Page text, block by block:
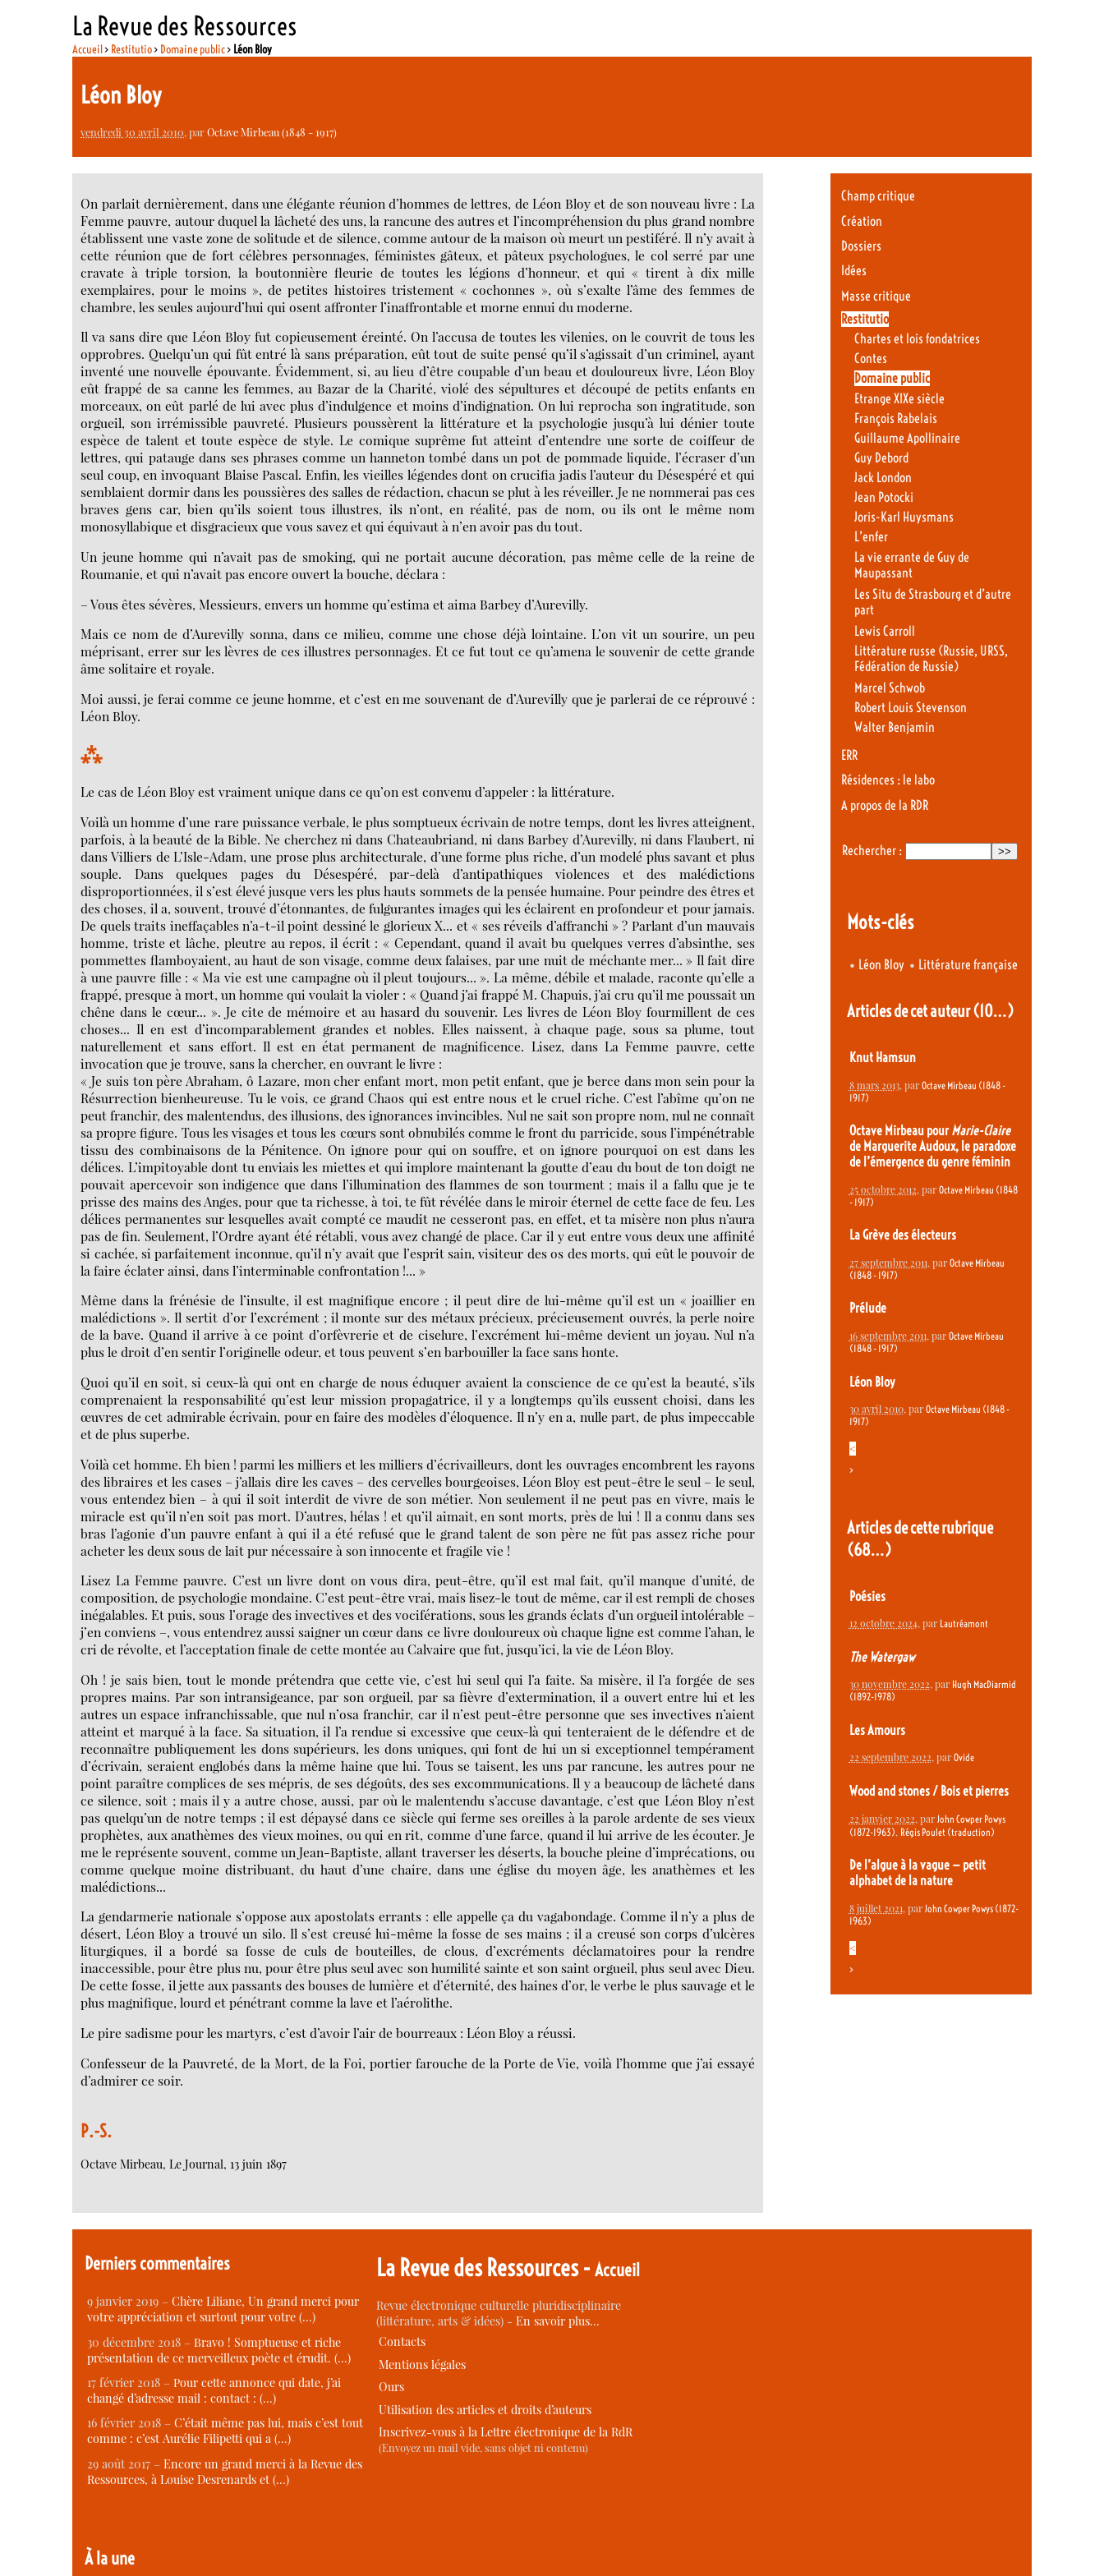
La Revue des Ressources
Accueil> Restitutio> Domaine public> Léon Bloy
Léon Bloy
vendredi 30 avril 2010, parOctave Mirbeau (1848 - 1917)
On parlait dernièrement, dans une élégante réunion d’hommes de lettres, de Léon Bloy et de son nouveau livre : La
Femme pauvre, autour duquel la lâcheté des uns, la rancune des autres et l’incompréhension du plus grand nombre
établissent une vaste zone de solitude et de silence, comme autour de la maison où meurt un pestiféré. Il n’y avait à
cette réunion que de fort célèbres personnages, féministes gâteux, et pâteux psychologues, le col serré par une
cravate à triple torsion, la boutonnière fleurie de toutes les légions d’honneur, et qui « tirent à dix mille
exemplaires, pour le moins », de petites histoires tristement « cochonnes », où s’exalte l’âme des femmes de
chambre, les seules aujourd’hui qui osent affronter l’inaffrontable et morne ennui du moderne.
Il va sans dire que Léon Bloy fut copieusement éreinté. On l’accusa de toutes les vilenies, on le couvrit de tous les
opprobres. Quelqu’un qui fût entré là sans préparation, eût tout de suite pensé qu’il s’agissait d’un criminel, ayant
inventé une nouvelle épouvante. Évidemment, si, au lieu d’être coupable d’un beau et douloureux livre, Léon Bloy
eût frappé de sa canne les femmes, au Bazar de la Charité, violé des sépultures et découpé de petits enfants en
morceaux, on eût parlé de lui avec plus d’indulgence et moins d’indignation. On lui reprocha son ingratitude, son
orgueil, son irrémissible pauvreté. Plusieurs poussèrent la littérature et la psychologie jusqu’à lui dénier toute
espèce de talent et toute espèce de style. Le comique suprême fut atteint d’entendre une sorte de coiffeur de
lettres, qui patauge dans ses phrases comme un hanneton tombé dans un pot de pommade liquide, l’écraser d’un
seul coup, en invoquant Blaise Pascal. Enfin, les vieilles légendes dont on crucifia jadis l’auteur du Désespéré et qui
semblaient dormir dans les poussières des salles de rédaction, chacun se plut à les réveiller. Je ne nommerai pas ces
braves gens car, bien qu’ils soient tous illustres, ils n’ont, en réalité, pas de nom, ou ils ont le même nom
monosyllabique et disgracieux que vous savez et qui équivaut à n’en avoir pas du tout.
Un jeune homme qui n’avait pas de smoking, qui ne portait aucune décoration, pas même celle de la reine de
Roumanie, et qui n’avait pas encore ouvert la bouche, déclara :
– Vous êtes sévères, Messieurs, envers un homme qu’estima et aima Barbey d’Aurevilly.
Mais ce nom de d’Aurevilly sonna, dans ce milieu, comme une chose déjà lointaine. L’on vit un sourire, un peu
méprisant, errer sur les lèvres de ces illustres personnages. Et ce fut tout ce qu’amena le souvenir de cette grande
âme solitaire et royale.
Moi aussi, je ferai comme ce jeune homme, et c’est en me souvenant de d’Aurevilly que je parlerai de ce réprouvé :
Léon Bloy.
⁂
Le cas de Léon Bloy est vraiment unique dans ce qu’on est convenu d’appeler : la littérature.
Voilà un homme d’une rare puissance verbale, le plus somptueux écrivain de notre temps, dont les livres atteignent,
parfois, à la beauté de la Bible. Ne cherchez ni dans Chateaubriand, ni dans Barbey d’Aurevilly, ni dans Flaubert, ni
dans Villiers de L’Isle-Adam, une prose plus architecturale, d’une forme plus riche, d’un modelé plus savant et plus
souple. Dans quelques pages du Désespéré, par-delà d’antipathiques violences et des malédictions
disproportionnées, il s’est élevé jusque vers les plus hauts sommets de la pensée humaine. Pour peindre des êtres et
des choses, il a, souvent, trouvé d’étonnantes, de fulgurantes images qui les éclairent en profondeur et pour jamais.
De quels traits ineffaçables n’a-t-il point dessiné le glorieux X... et « ses réveils d’affranchi » ? Parlant d’un mauvais
homme, triste et lâche, pleutre au repos, il écrit : « Cependant, quand il avait bu quelques verres d’absinthe, ses
pommettes flamboyaient, au haut de son visage, comme deux falaises, par une nuit de méchante mer... » Il fait dire
à une pauvre fille : « Ma vie est une campagne où il pleut toujours... ». La même, débile et malade, raconte qu’elle a
frappé, presque à mort, un homme qui voulait la violer : « Quand j’ai frappé M. Chapuis, j’ai cru qu’il me poussait un
chêne dans le cœur... ». Je cite de mémoire et au hasard du souvenir. Les livres de Léon Bloy fourmillent de ces
choses... Il en est d’incomparablement grandes et nobles. Elles naissent, à chaque page, sous sa plume, tout
naturellement et sans effort. Il est en état permanent de magnificence. Lisez, dans La Femme pauvre, cette
invocation que je trouve, sans la chercher, en ouvrant le livre :
« Je suis ton père Abraham, ô Lazare, mon cher enfant mort, mon petit enfant, que je berce dans mon sein pour la
Résurrection bienheureuse. Tu le vois, ce grand Chaos qui est entre nous et le cruel riche. C’est l’abîme qu’on ne
peut franchir, des malentendus, des illusions, des ignorances invincibles. Nul ne sait son propre nom, nul ne connaît
sa propre figure. Tous les visages et tous les cœurs sont obnubilés comme le front du parricide, sous l’impénétrable
tissu des combinaisons de la Pénitence. On ignore pour qui on souffre, et on ignore pourquoi on est dans les
délices. L’impitoyable dont tu enviais les miettes et qui implore maintenant la goutte d’eau du bout de ton doigt ne
pouvait apercevoir son indigence que dans l’illumination des flammes de son tourment ; mais il a fallu que je te
prisse des mains des Anges, pour que ta richesse, à toi, te fût révélée dans le miroir éternel de cette face de feu. Les
délices permanentes sur lesquelles avait compté ce maudit ne cesseront pas, en effet, et ta misère non plus n’aura
pas de fin. Seulement, l’Ordre ayant été rétabli, vous avez changé de place. Car il y eut entre vous deux une affinité
si cachée, si parfaitement inconnue, qu’il n’y avait que l’esprit sain, visiteur des os des morts, qui eût le pouvoir de
la faire éclater ainsi, dans l’interminable confrontation !... »
Même dans la frénésie de l’insulte, il est magnifique encore ; il peut dire de lui-même qu’il est un « joaillier en
malédictions ». Il sertit d’or l’excrément ; il monte sur des métaux précieux, précieusement ouvrés, la perle noire
de la bave. Quand il arrive à ce point d’orfèvrerie et de ciselure, l’excrément lui-même devient un joyau. Nul n’a
plus le droit d’en sentir l’originelle odeur, et tous peuvent s’en barbouiller la face sans honte.
Quoi qu’il en soit, si ceux-là qui ont en charge de nous éduquer avaient la conscience de ce qu’est la beauté, s’ils
comprenaient la responsabilité qu’est leur mission propagatrice, il y a longtemps qu’ils eussent choisi, dans les
œuvres de cet admirable écrivain, pour en faire des modèles d’éloquence. Il n’y en a, nulle part, de plus impeccable
et de plus superbe.
Voilà cet homme. Eh bien ! parmi les milliers et les milliers d’écrivailleurs, dont les ouvrages encombrent les rayons
des libraires et les cases – j’allais dire les caves – des cervelles bourgeoises, Léon Bloy est peut-être le seul – le seul,
vous entendez bien – à qui il soit interdit de vivre de son métier. Non seulement il ne peut pas en vivre, mais le
miracle est qu’il n’en soit pas mort. D’autres, hélas ! et qu’il aimait, en sont morts, près de lui ! Il a connu dans ses
bras l’agonie d’un pauvre enfant à qui il a été refusé que le grand talent de son père ne fût pas assez riche pour
acheter les deux sous de lait pur nécessaire à son innocente et fragile vie !
Lisez La Femme pauvre. C’est un livre dont on vous dira, peut-être, qu’il est mal fait, qu’il manque d’unité, de
composition, de psychologie mondaine. C’est peut-être vrai, mais lisez-le tout de même, car il est rempli de choses
inégalables. Et puis, sous l’orage des invectives et des vociférations, sous les grands éclats d’un orgueil intolérable –
j’en conviens –, vous entendrez aussi saigner un cœur dans ce livre douloureux où chaque ligne est comme l’ahan, le
cri de révolte, et l’acceptation finale de cette montée au Calvaire que fut, jusqu’ici, la vie de Léon Bloy.
Oh ! je sais bien, tout le monde prétendra que cette vie, c’est lui seul qui l’a faite. Sa misère, il l’a forgée de ses
propres mains. Par son intransigeance, par son orgueil, par sa fièvre d’extermination, il a ouvert entre lui et les
autres un espace infranchissable, que nul n’osa franchir, car il n’est peut-être personne que ses invectives n’aient
atteint et marqué à la face. Sa situation, il l’a rendue si excessive que ceux-là qui tenteraient de le défendre et de
reconnaître publiquement les dons supérieurs, les dons uniques, qui font de lui un si exceptionnel tempérament
d’écrivain, seraient englobés dans la même haine que lui. Tous se taisent, les uns par rancune, les autres pour ne
point paraître complices de ses mépris, de ses dégoûts, des ses excommunications. Il y a beaucoup de lâcheté dans
ce silence, soit ; mais il y a autre chose, aussi, par où le malentendu s’accuse davantage, c’est que Léon Bloy n’est
pas quelqu’un de notre temps ; il est dépaysé dans ce siècle qui ferme ses oreilles à la parole ardente de ses vieux
prophètes, aux anathèmes des vieux moines, ou qui en rit, comme d’une farce, quand il lui arrive de les écouter. Je
me le représente souvent, comme un Jean-Baptiste, allant traverser les déserts, la bouche pleine d’imprécations, ou
comme quelque moine distribuant, du haut d’une chaire, dans une église du moyen âge, les anathèmes et les
malédictions...
La gendarmerie nationale s’oppose aux apostolats errants : elle appelle ça du vagabondage. Comme il n’y a plus de
désert, Léon Bloy a trouvé un silo. Il s’est creusé lui-même la fosse de ses mains ; il a creusé son corps d’ulcères
liturgiques, il a bordé sa fosse de culs de bouteilles, de clous, d’excréments déclamatoires pour la rendre
inaccessible, pour être plus nu, pour être plus seul avec son humilité sainte et son saint orgueil, plus seul avec Dieu.
De cette fosse, il jette aux passants des bouses de lumière et d’éternité, des haines d’or, le verbe le plus sauvage et le
plus magnifique, lourd et pénétrant comme la lave et l’aérolithe.
Le pire sadisme pour les martyrs, c’est d’avoir l’air de bourreaux : Léon Bloy a réussi.
Confesseur de la Pauvreté, de la Mort, de la Foi, portier farouche de la Porte de Vie, voilà l’homme que j’ai essayé
d’admirer ce soir.
P.-S.
Octave Mirbeau, Le Journal, 13 juin 1897
Champ critique
Création
Dossiers
Idées
Masse critique
Restitutio
Chartes et lois fondatrices
Contes
Domaine public
Etrange XIXe siècle
François Rabelais
Guillaume Apollinaire
Guy Debord
Jack London
Jean Potocki
Joris-Karl Huysmans
L’enfer
La vie errante de Guy de
Maupassant
Les Situ de Strasbourg et d’autre
part
Lewis Carroll
Littérature russe (Russie, URSS,
Fédération de Russie)
Marcel Schwob
Robert Louis Stevenson
Walter Benjamin
ERR
Résidences : le labo
A propos de la RDR
Rechercher :
Mots-clés
• Léon Bloy • Littérature française
Articles de cet auteur(10…)
Knut Hamsun
8 mars 2013, par Octave Mirbeau (1848 -
1917)
Octave Mirbeau pourMarie-Claire
de Marguerite Audoux, le paradoxe
de l’émergence du genre féminin
25 octobre 2012, par Octave Mirbeau (1848
- 1917)
La Grève des électeurs
27 septembre 2011, par Octave Mirbeau
(1848 - 1917)
Prélude
16 septembre 2011, par Octave Mirbeau
(1848 - 1917)
Léon Bloy
30 avril 2010, par Octave Mirbeau (1848 -
1917)
<
>
Articles de cette rubrique
(68…)
Poésies
12 octobre 2024, par Lautréamont
The Watergaw
30 novembre 2022, par Hugh MacDiarmid
(1892-1978)
Les Amours
22 septembre 2022, par Ovide
Wood and stones / Bois et pierres
22 janvier 2022, par John Cowper Powys
(1872-1963), Régis Poulet (traduction)
De l’algue à la vague — petit
alphabet de la nature
8 juillet 2021, par John Cowper Powys (1872-
1963)
<
>
Derniers commentaires
9 janvier 2019 – Chère Liliane, Un grand merci pour
votre appréciation et surtout pour votre (…)
30 décembre 2018 – Bravo ! Somptueuse et riche
présentation de ce merveilleux poète et érudit. (…)
17 février 2018 – Pour cette annonce qui date, j’ai
changé d’adresse mail : contact : (…)
16 février 2018 – C’était même pas lui, mais c’est tout
comme : c’est Aurélie Filipetti qui a (…)
29 août 2017 – Encore un grand merci à la Revue des
Ressources, à Louise Desrenards et (…)
À la une
La Revue des Ressources -Accueil
Revue électronique culturelle pluridisciplinaire
(littérature, arts & idées) -En savoir plus…
Contacts
Mentions légales
Ours
Utilisation des articles et droits d’auteurs
Inscrivez-vous à la Lettre électronique de la RdR
(Envoyez un mail vide, sans objet ni contenu)